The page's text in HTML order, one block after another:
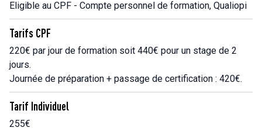
Eligible au CPF - Compte personnel de formation, Qualiopi
Tarifs CPF
220€ par jour de formation soit 440€ pour un stage de 2
jours.
Journée de préparation + passage de certification : 420€.
Tarif Individuel
255€